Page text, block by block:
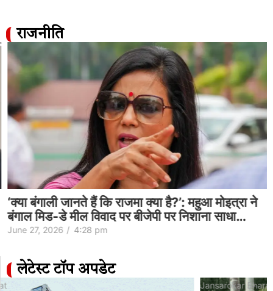
राजनीति
‘क्या बंगाली जानते हैं कि राजमा क्या है?’: महुआ मोइत्रा ने
बंगाल मिड-डे मील विवाद पर बीजेपी पर निशाना साधा…
June 27, 2026 / 4:28 pm
लेटेस्ट टॉप अपडेट
Jansarokar Bharat